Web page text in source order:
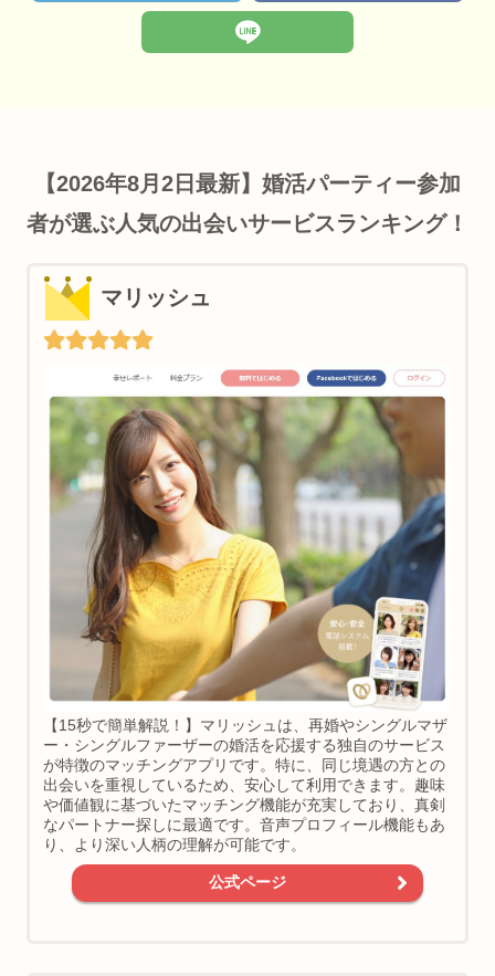
【2026年8月2日最新】婚活パーティー参加
者が選ぶ人気の出会いサービスランキング！
マリッシュ
【15秒で簡単解説！】マリッシュは、再婚やシングルマザ
ー・シングルファーザーの婚活を応援する独自のサービス
が特徴のマッチングアプリです。特に、同じ境遇の方との
出会いを重視しているため、安心して利用できます。趣味
や価値観に基づいたマッチング機能が充実しており、真剣
なパートナー探しに最適です。音声プロフィール機能もあ
り、より深い人柄の理解が可能です。
公式ページ